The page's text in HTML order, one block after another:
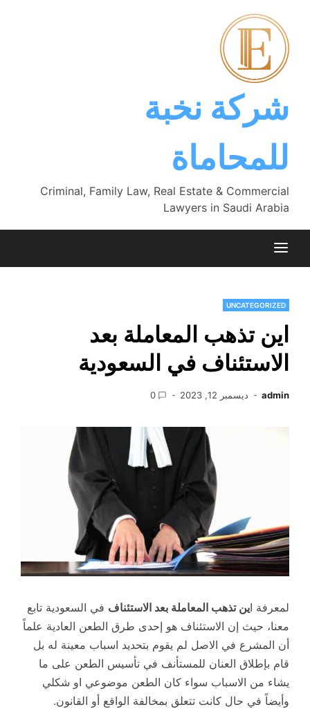
content
شركة نخبة
للمحاماة
Criminal, Family Law, Real Estate & Commercial
Lawyers in Saudi Arabia
UNCATEGORIZED
اين تذهب المعاملة بعد
الاستئناف في السعودية
admin ديسمبر 12, 2023 0
لمعرفة اين تذهب المعاملة بعد الاستئناف في السعودية تابع
معنا، حيث إن الاستئناف هو إحدى طرق الطعن العادية علماً
أن المشرع في الاصل لم يقوم بتحديد اسباب معينة له بل
قام بإطلاق العنان للمستأنف في تأسيس الطعن على ما
يشاء من الاسباب سواء كان الطعن موضوعي او شكلي
وأيضاً في حال كانت تتعلق بمخالفة الواقع أو القانون.